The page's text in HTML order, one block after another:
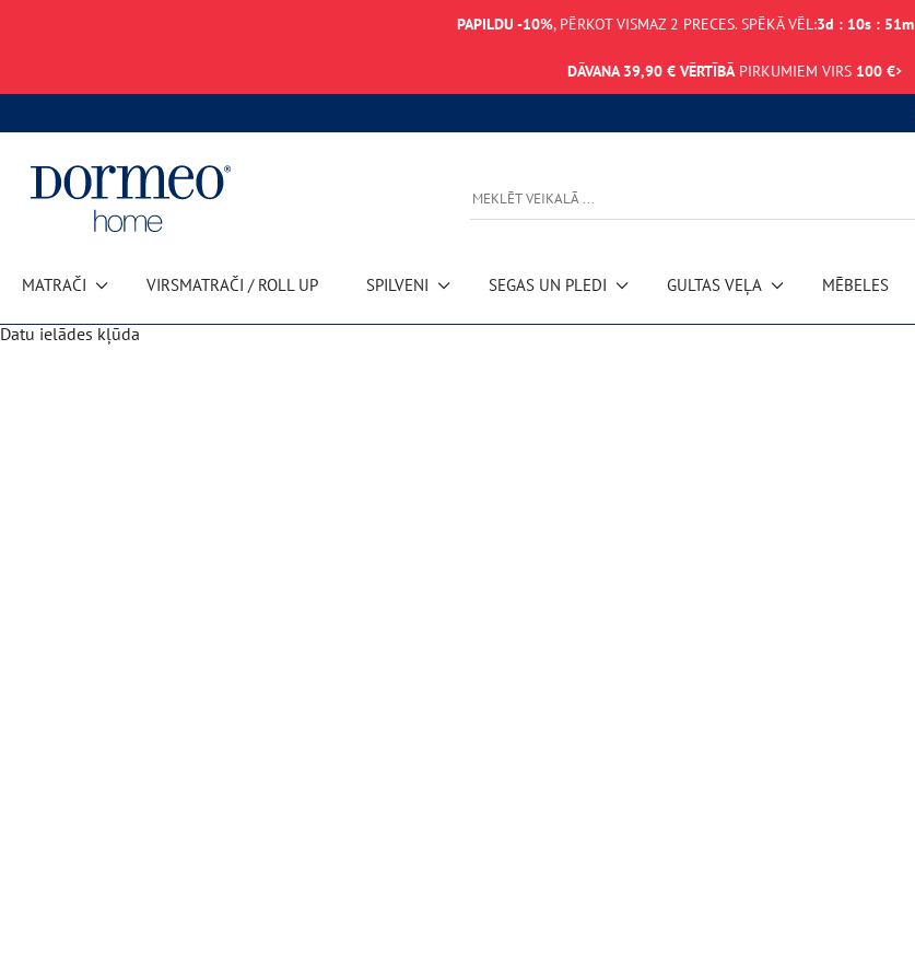
PAPILDU -10%, PĒRKOT VISMAZ 2 PRECES. SPĒKĀ VĒL:3d : 10s : 51m
DĀVANA 39,90 € VĒRTĪBĀ PIRKUMIEM VIRS 100 €
MATRAČI VIRSMATRAČI / ROLL UP SPILVENI SEGAS UN PLEDI GULTAS VEĻA MĒBELES
Datu ielādes kļūda